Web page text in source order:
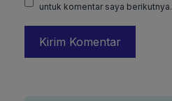
untuk komentar saya berikutnya.